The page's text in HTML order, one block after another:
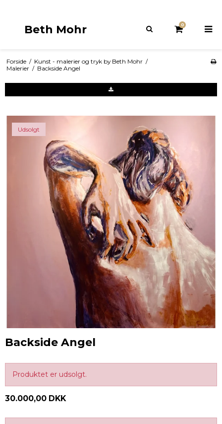
Beth Mohr 0
Forside / Kunst - malerier og tryk by Beth Mohr /
Malerier / Backside Angel
Udsolgt
Backside Angel
Produktet er udsolgt.
30.000,00 DKK